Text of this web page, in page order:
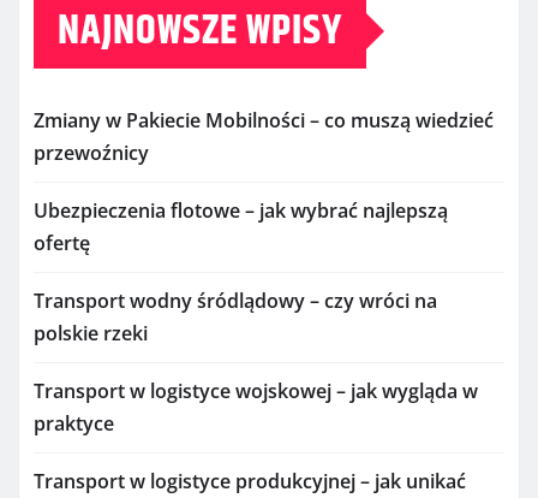
NAJNOWSZE WPISY
Zmiany w Pakiecie Mobilności – co muszą wiedzieć
przewoźnicy
Ubezpieczenia flotowe – jak wybrać najlepszą
ofertę
Transport wodny śródlądowy – czy wróci na
polskie rzeki
Transport w logistyce wojskowej – jak wygląda w
praktyce
Transport w logistyce produkcyjnej – jak unikać